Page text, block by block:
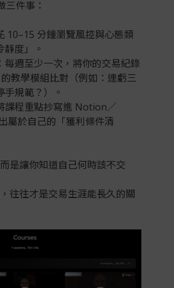
三件事：
10–15 分鐘瀏覽風控與心態類
靜度」。
每週至少一次，將你的交易紀錄
教學模組比對（例如：連虧三
規範？）。
課程重點抄寫進 Notion／
屬於自己的「獲利條件清
是讓你知道自己何時該不交
往往才是交易生涯能長久的關